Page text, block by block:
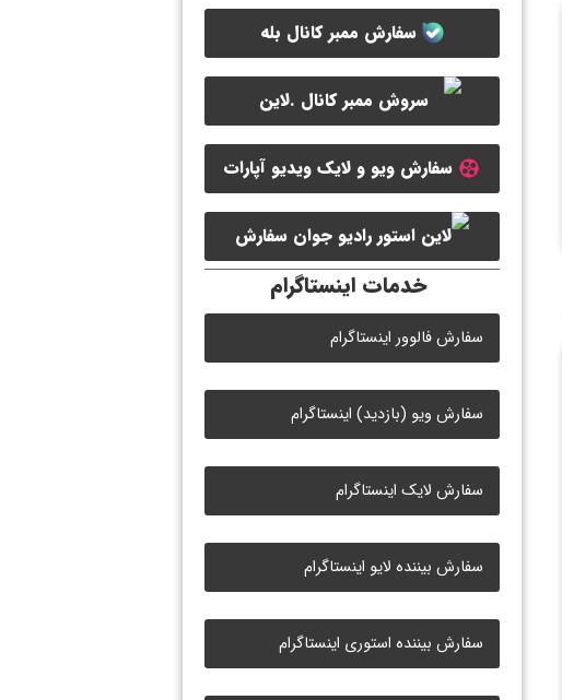
سفارش ممبر کانال بله
سفارش ممبر کانال سروش
سفارش ویو و لایک ویدیو آپارات
سفارش
لایک رادیو جوان
خدمات اینستاگرام
سفارش فالوور اینستاگرام
سفارش ویو (بازدید) اینستاگرام
سفارش لایک اینستاگرام
سفارش بیننده لایو اینستاگرام
سفارش بیننده استوری اینستاگرام